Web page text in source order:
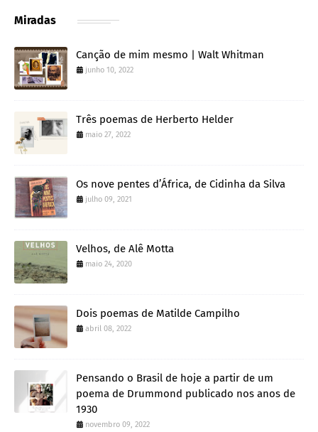
Miradas
Canção de mim mesmo | Walt Whitman
junho 10, 2022
Três poemas de Herberto Helder
maio 27, 2022
Os nove pentes d’África, de Cidinha da Silva
julho 09, 2021
Velhos, de Alê Motta
maio 24, 2020
Dois poemas de Matilde Campilho
abril 08, 2022
Pensando o Brasil de hoje a partir de um
poema de Drummond publicado nos anos de
1930
novembro 09, 2022